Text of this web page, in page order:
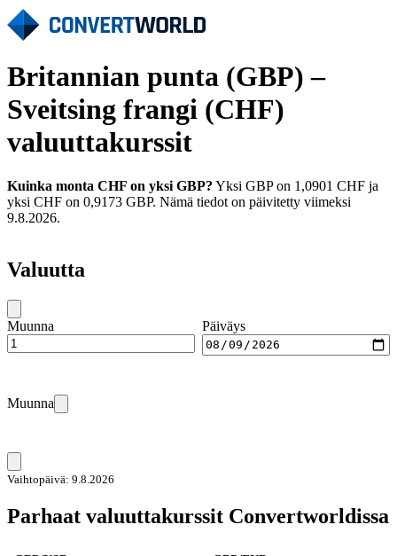
Britannian punta (GBP) –
Sveitsing frangi (CHF)
valuuttakurssit
Kuinka monta CHF on yksi GBP? Yksi GBP on 1,0901 CHF ja
yksi CHF on 0,9173 GBP. Nämä tiedot on päivitetty viimeksi
9.8.2026.
Valuutta
Muunna Päiväys
Muunna
Vaihtopäivä: 9.8.2026
Parhaat valuuttakurssit Convertworldissa